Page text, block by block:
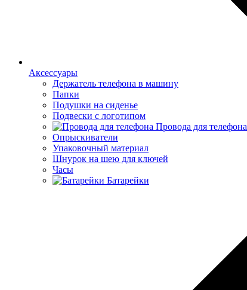
Аксессуары
Держатель телефона в машину
Папки
Подушки на сиденье
Подвески с логотипом
Провода для телефона
Опрыскиватели
Упаковочный материал
Шнурок на шею для ключей
Часы
Батарейки